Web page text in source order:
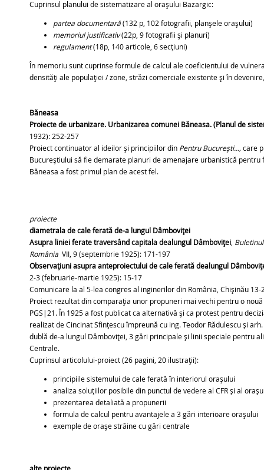
Cuprinsul planului de sistematizare al orașului Bazargic:
partea documentară(132 p, 102 fotografii, planșele orașului)
memoriul justificativ(22p, 9 fotografii și planuri)
regulament(18p, 140 articole, 6 secțiuni)
În memoriu sunt cuprinse formule de calcul ale coeficientului de
densități ale populației / zone, străzi comerciale existente și în
Băneasa
Proiecte de urbanizare. Urbanizarea comunei Băneasa. (Planul de
1932): 252-257
Proiect continuator al ideilor și principiilor din Pentru București…,care
Bucureștiului să fie demarate planuri de amenajare urbanistică
Băneasa a fost primul plan de acest fel.
proiecte
diametrala de cale ferată de-a lungul Dâmboviței
Asupra liniei ferate traversând capitala dealungul Dâmboviței
România VII, 9 (septembrie 1925): 171-197
Observațiuni asupra anteproiectului de cale ferată dealungul
2-3 (februarie-martie 1925): 15-17
Comunicare la al 5-lea congres al inginerilor din România, Chișinău
Proiect rezultat din comparația unor propuneri mai vechi pentru o
PGS|21. În 1925 a fost publicat ca alternativă și ca protest pentru
realizat de Cincinat Sfințescu împreună cu ing. Teodor Rădulescu și
dublă de-a lungul Dâmboviței, 3 gări principale și linii speciale pentru
Centrale.
Cuprinsul articolului-proiect (26 pagini, 20 ilustrații):
principiile sistemului de cale ferată în interiorul orașului
analiza soluțiilor posibile din punctul de vedere al CFR și al
prezentarea detaliată a propunerii
formula de calcul pentru avantajele a 3 gări interioare orașului
exemple de orașe străine cu gări centrale
alte proiecte